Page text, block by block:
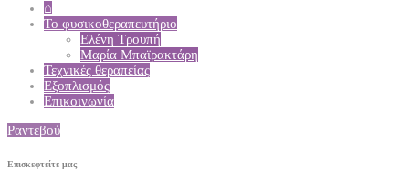
⌂
Το φυσικοθεραπευτήριο
Ελένη Τρουπή
Μαρία Μπαϊρακτάρη
Τεχνικές θεραπείας
Εξοπλισμός
Επικοινωνία
Ραντεβού
Επισκεφτείτε μας